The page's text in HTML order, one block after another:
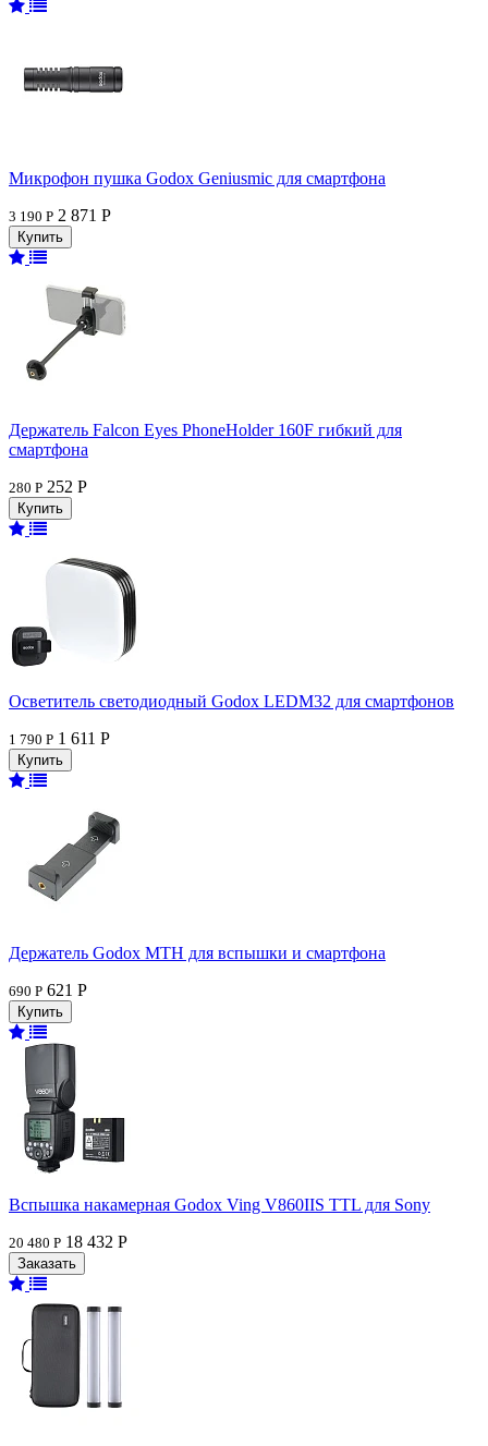
Микрофон пушка Godox Geniusmic для смартфона
3 190 Р 2 871 Р
Держатель Falcon Eyes PhoneHolder 160F гибкий для
смартфона
280 Р 252 Р
Осветитель светодиодный Godox LEDM32 для смартфонов
1 790 Р 1 611 Р
Держатель Godox MTH для вспышки и смартфона
690 Р 621 Р
Вспышка накамерная Godox Ving V860IIS TTL для Sony
20 480 Р 18 432 Р